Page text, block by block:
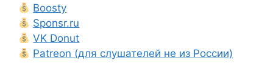
Boosty
Sponsr.ru
VK Donut
Patreon (для слушателей не из России)